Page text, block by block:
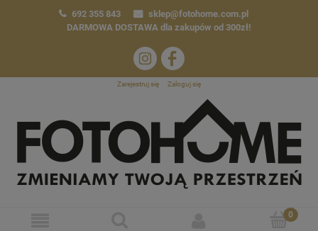
692 355 843
sklep@fotohome.com.pl
DARMOWA DOSTAWA dla zakupów od 300zł!
Zarejestruj się Zaloguj się